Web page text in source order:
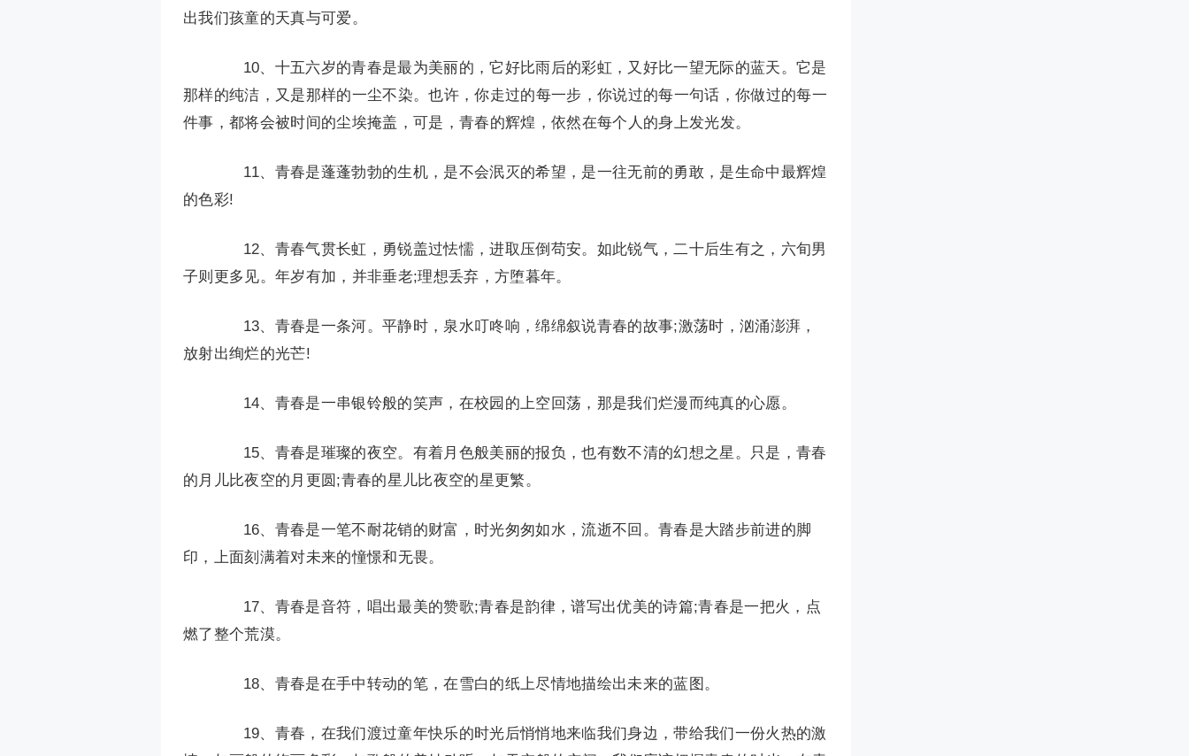
出我们孩童的天真与可爱。
10、十五六岁的青春是最为美丽的，它好比雨后的彩虹，又好比一望无际的蓝天。它是
那样的纯洁，又是那样的一尘不染。也许，你走过的每一步，你说过的每一句话，你做过的每一
件事，都将会被时间的尘埃掩盖，可是，青春的辉煌，依然在每个人的身上发光发。
11、青春是蓬蓬勃勃的生机，是不会泯灭的希望，是一往无前的勇敢，是生命中最辉煌
的色彩!
12、青春气贯长虹，勇锐盖过怯懦，进取压倒苟安。如此锐气，二十后生有之，六旬男
子则更多见。年岁有加，并非垂老;理想丢弃，方堕暮年。
13、青春是一条河。平静时，泉水叮咚响，绵绵叙说青春的故事;激荡时，汹涌澎湃，
放射出绚烂的光芒!
14、青春是一串银铃般的笑声，在校园的上空回荡，那是我们烂漫而纯真的心愿。
15、青春是璀璨的夜空。有着月色般美丽的报负，也有数不清的幻想之星。只是，青春
的月儿比夜空的月更圆;青春的星儿比夜空的星更繁。
16、青春是一笔不耐花销的财富，时光匆匆如水，流逝不回。青春是大踏步前进的脚
印，上面刻满着对未来的憧憬和无畏。
17、青春是音符，唱出最美的赞歌;青春是韵律，谱写出优美的诗篇;青春是一把火，点
燃了整个荒漠。
18、青春是在手中转动的笔，在雪白的纸上尽情地描绘出未来的蓝图。
19、青春，在我们渡过童年快乐的时光后悄悄地来临我们身边，带给我们一份火热的激